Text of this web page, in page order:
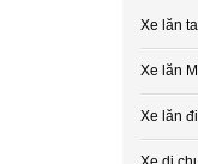
Xe lăn
Xe lăn
Xe lăn